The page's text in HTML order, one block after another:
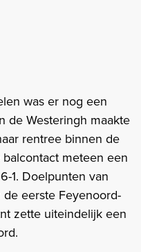
was er nog een
de Westeringh maakte
rentree binnen de
meteen een
1. Doelpunten van
de eerste Feyenoord-
zette uiteindelijk een